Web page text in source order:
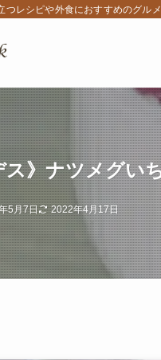
つレシピや外食におすすめのグルメ
》ナツメグい
5月7日 2022年4月17日